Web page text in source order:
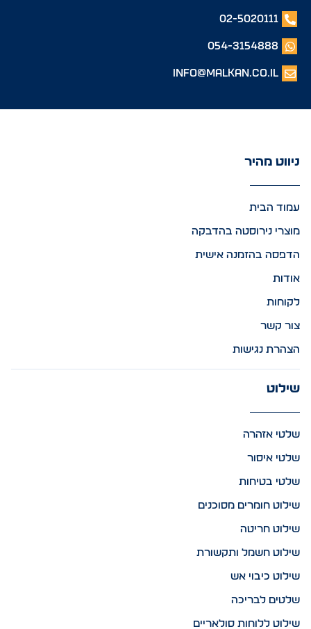
02-5020111
054-3154888
info@malkan.co.il
ניווט מהיר
עמוד הבית
מוצרי נירוסטה בהדבקה
הדפסה בהזמנה אישית
אודות
לקוחות
צור קשר
הצהרת נגישות
שילוט
שלטי אזהרה
שלטי איסור
שלטי בטיחות
שילוט חומרים מסוכנים
שילוט חריטה
שילוט חשמל ותקשורת
שילוט כיבוי אש
שלטים לבריכה
שילוט ללוחות סולאריים